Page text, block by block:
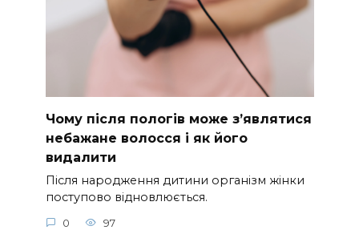
Чому після пологів може з’являтися
небажане волосся і як його
видалити
Після народження дитини організм жінки
поступово відновлюється.
0 97